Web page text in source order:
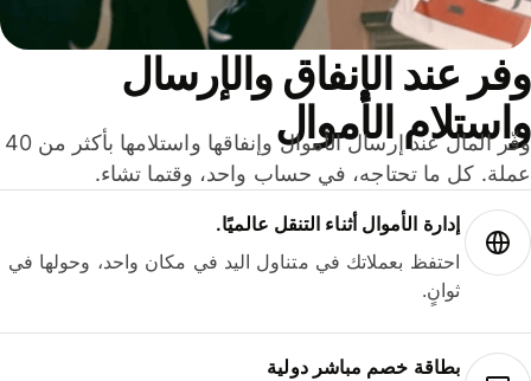
عند الإنفاق والإرسال
الأموال
وفّر المال عند إرسال الأموال وإنفاقها واستلامها بأكثر من 40
كل ما تحتاجه، في حساب واحد، وقتما تشاء.
إدارة الأموال أثناء التنقل عالميًا.
احتفظ بعملاتك في متناول اليد في مكان واحد، وحولها في
ثوانٍ.
بطاقة خصم مباشر دولية